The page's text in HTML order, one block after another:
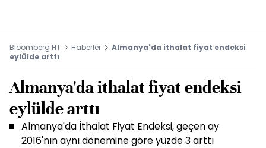
Bloomberg HT Haberler
Almanya'da ithalat fiyat endeksi
eylülde arttı
Almanya'da ithalat fiyat endeksi
eylülde arttı
Almanya'da İthalat Fiyat Endeksi, geçen ay
2016'nın aynı dönemine göre yüzde 3 arttı